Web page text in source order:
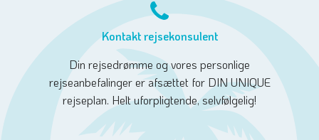
Kontakt rejsekonsulent
Din rejsedrømme og vores personlige
rejseanbefalinger er afsættet for DIN UNIQUE
rejseplan. Helt uforpligtende, selvfølgelig!